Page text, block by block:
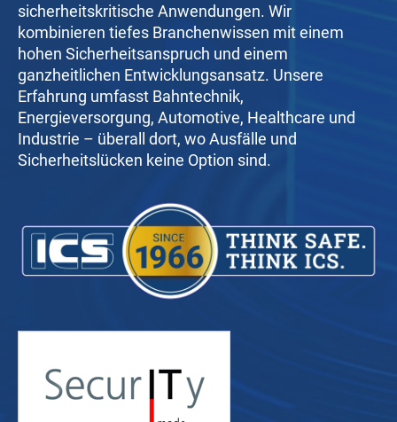
sicherheitskritische Anwendungen. Wir
kombinieren tiefes Branchenwissen mit einem
hohen Sicherheitsanspruch und einem
ganzheitlichen Entwicklungsansatz. Unsere
Erfahrung umfasst Bahntechnik,
Energieversorgung, Automotive, Healthcare und
Industrie – überall dort, wo Ausfälle und
Sicherheitslücken keine Option sind.